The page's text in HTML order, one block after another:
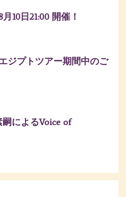
10日21:00 開催！
ジプトツアー期間中のご
によるVoice of